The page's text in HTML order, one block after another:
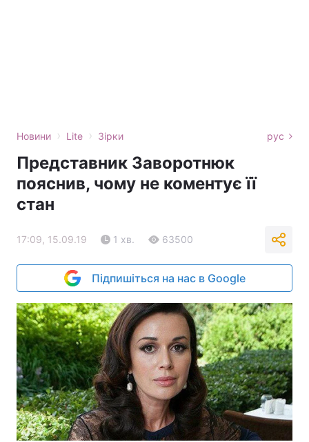
Новини › Lite › Зірки рус
Представник Заворотнюк
пояснив, чому не коментує її
стан
17:09, 15.09.19 1 хв. 63500
Підпишіться на нас в Google